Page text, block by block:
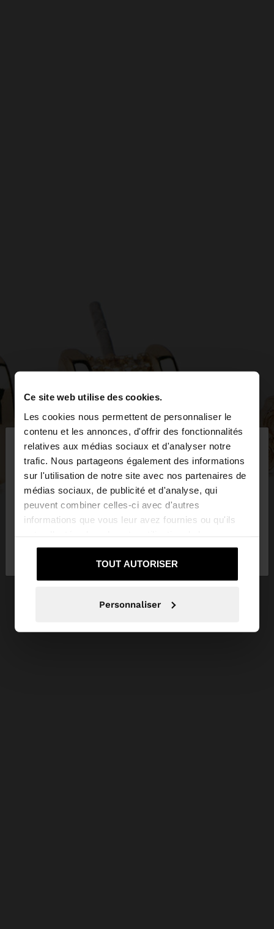
Ce site web utilise des cookies.
Les cookies nous permettent de personnaliser le
contenu et les annonces, d'offrir des fonctionnalités
relatives aux médias sociaux et d'analyser notre
trafic. Nous partageons également des informations
sur l'utilisation de notre site avec nos partenaires de
médias sociaux, de publicité et d'analyse, qui
peuvent combiner celles-ci avec d'autres
informations que vous leur avez fournies ou qu'ils
services.
TOUT AUTORISER
Personnaliser
bonjour ×
Vous accédez au site depuis France. Voulez-vous
parcourir notre site au United States?